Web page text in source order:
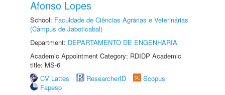
Afonso Lopes
School: Faculdade de Ciências Agrárias e Veterinárias
(Câmpus de Jaboticabal)
Department: DEPARTAMENTO DE ENGENHARIA
Academic Appointment Category: RDIDP Academic
title: MS-6
CV Lattes
ResearcherID
Scopus
Fapesp